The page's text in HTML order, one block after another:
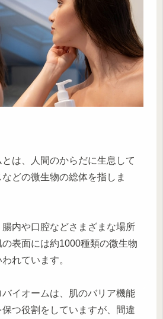
は、人間のからだに生息して
どの微生物の総体を指しま
内や口腔などさまざまな場所
表面には約1000種類の微生物
れています。
イオームは、肌のバリア機能
つ役割をしていますが、間違